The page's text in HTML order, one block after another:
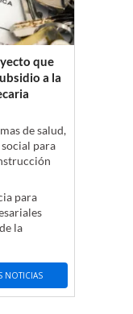
que
a la
de salud,
para
para
la
NOTICIAS